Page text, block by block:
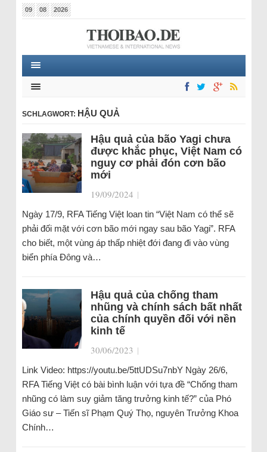
09 08 2026
SCHLAGWORT: HẬU QUẢ
Hậu quả của bão Yagi chưa
được khắc phục, Việt Nam có
nguy cơ phải đón cơn bão
mới
19/09/2024 |
Ngày 17/9, RFA Tiếng Việt loan tin “Việt Nam có thể sẽ
phải đối mặt với cơn bão mới ngay sau bão Yagi”. RFA
cho biết, một vùng áp thấp nhiệt đới đang đi vào vùng
biển phía Đông và…
Hậu quả của chống tham
nhũng và chính sách bất nhất
của chính quyền đối với nền
kinh tế
30/06/2023 |
Link Video: https://youtu.be/5ttUDSu7nbY Ngày 26/6,
RFA Tiếng Việt có bài bình luận với tựa đề “Chống tham
nhũng có làm suy giảm tăng trưởng kinh tế?” của Phó
Giáo sư – Tiến sĩ Phạm Quý Thọ, nguyên Trưởng Khoa
Chính…